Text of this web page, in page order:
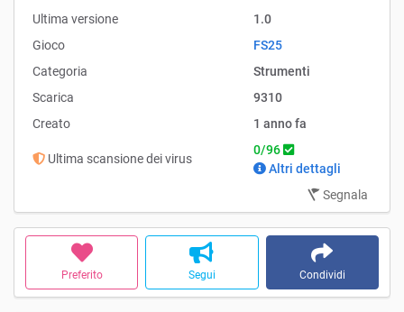
Preferito Segui Condividi
Ultima versione
1.0
Gioco
FS25
Categoria
Strumenti
Scarica
9310
Creato
1 anno fa
Ultima scansione dei virus
0/96
Altri dettagli
Segnala